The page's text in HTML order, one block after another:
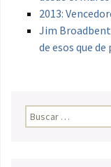
2013:
Jim
de esos que
Buscar: